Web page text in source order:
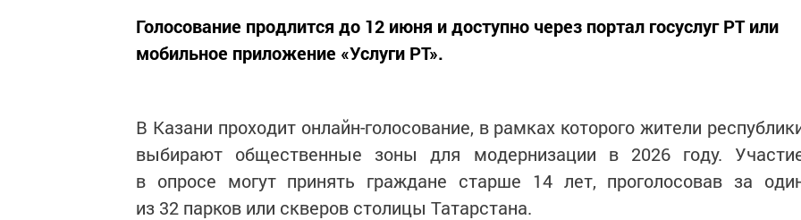
Голосование продлится до 12 июня и доступно через портал госуслуг РТ или
мобильное приложение «Услуги РТ».
В Казани проходит онлайн-голосование, в рамках которого жители
выбирают общественные зоны для модернизации в 2026 году.
в опросе могут принять граждане старше 14 лет, проголосовав за
из 32 парков или скверов столицы Татарстана.